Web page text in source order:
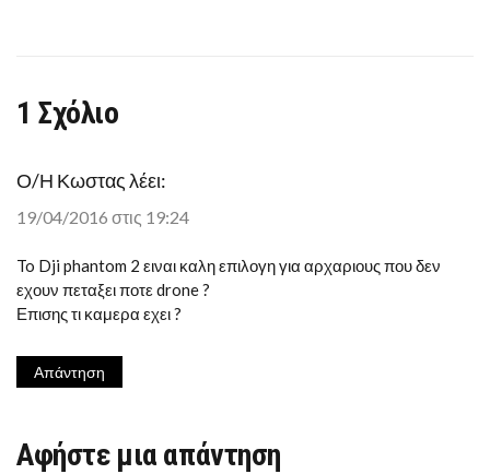
1 Σχόλιο
Ο/Η Κωσταςλέει:
19/04/2016 στις 19:24
To Dji phantom 2 ειναι καλη επιλογη για αρχαριους που δεν
εχουν πεταξει ποτε drone ?
Επισης τι καμερα εχει ?
Απάντηση
Αφήστε μια απάντηση